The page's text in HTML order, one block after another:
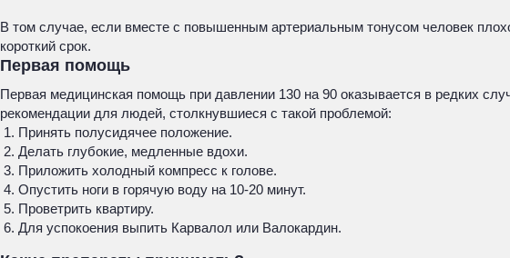
В том случае, если вместе с повышенным артериальным тонусом человек
короткий срок.
Первая помощь
Первая медицинская помощь при давлении 130 на 90 оказывается в редких
рекомендации для людей, столкнувшиеся с такой проблемой:
Принять полусидячее положение.
Делать глубокие, медленные вдохи.
Приложить холодный компресс к голове.
Опустить ноги в горячую воду на 10-20 минут.
Проветрить квартиру.
Для успокоения выпить Карвалол или Валокардин.